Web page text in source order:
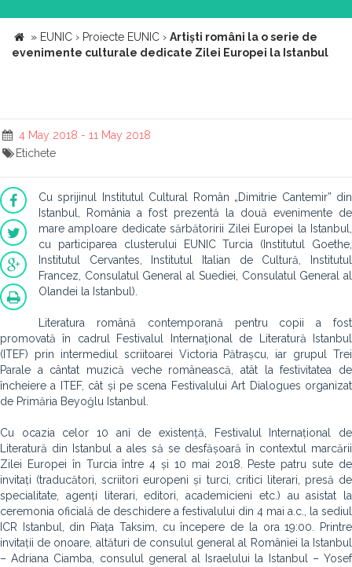
» EUNIC › Proiecte EUNIC › Artiști români la o serie de
evenimente culturale dedicate Zilei Europei la Istanbul
4 May 2018 - 11 May 2018
Etichete
Cu sprijinul Institutul Cultural Român „Dimitrie Cantemir” din
Istanbul, România a fost prezentă la două evenimente de
mare amploare dedicate sărbătoririi Zilei Europei la Istanbul,
cu participarea clusterului EUNIC Turcia (Institutul Goethe,
Institutul Cervantes, Institutul Italian de Cultură, Institutul
Francez, Consulatul General al Suediei, Consulatul General al
Olandei la Istanbul).
Literatura română contemporană pentru copii a fost
promovată în cadrul Festivalul Internaţional de Literatură Istanbul
(ITEF) prin intermediul scriitoarei Victoria Pătrașcu, iar grupul Trei
Parale a cântat muzică veche românească, atât la festivitatea de
încheiere a ITEF, cât și pe scena Festivalului Art Dialogues organizat
de Primăria Beyoğlu Istanbul.
Cu ocazia celor 10 ani de existență, Festivalul Internațional de
Literatură din Istanbul a ales să se desfășoară în contextul marcării
Zilei Europei în Turcia între 4 și 10 mai 2018. Peste patru sute de
invitați (traducători, scriitori europeni și turci, critici literari, presă de
specialitate, agenți literari, editori, academicieni etc.) au asistat la
ceremonia oficială de deschidere a festivalului din 4 mai a.c., la sediul
ICR Istanbul, din Piața Taksim, cu începere de la ora 19:00. Printre
invitații de onoare, altături de consulul general al României la Istanbul
– Adriana Ciamba, consulul general al Israelului la Istanbul – Yosef